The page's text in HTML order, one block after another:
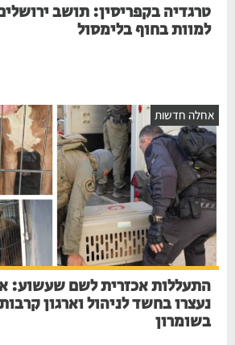
למוות בחוף בלימסול
אחלה חדשות
התעללות אכזרית לשם שעשוע:
נעצרו בחשד לניהול וארגון
בשומרון